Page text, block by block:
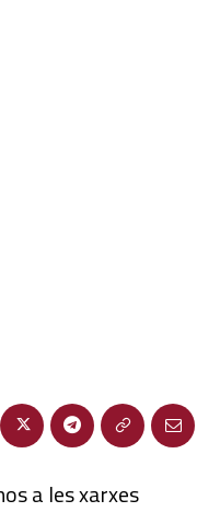
a les xarxes